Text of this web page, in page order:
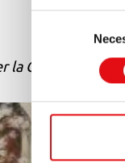
la Cooperazione